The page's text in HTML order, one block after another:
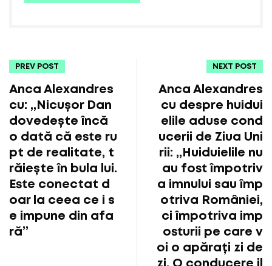
PREV POST
Anca Alexandres
cu: „Nicușor Dan
dovedește încă
o dată că este ru
pt de realitate, t
răiește în bula lui.
Este conectat d
oar la ceea ce i s
e impune din afa
ră”
NEXT POST
Anca Alexandres
cu despre huidui
elile aduse cond
ucerii de Ziua Uni
rii: „Huiduielile nu
au fost împotriv
a imnului sau împ
otriva României,
ci împotriva imp
osturii pe care v
oi o apărați zi de
zi. O conducere il